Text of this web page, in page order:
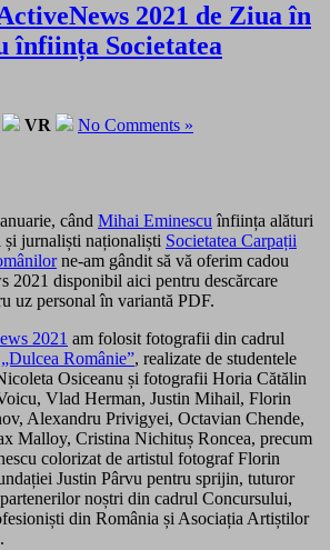
2021 de Ziua în
înființa Societatea
VR No Comments »
când Mihai Eminescu înființa alături
jurnaliști naționaliști Societatea Carpații
ne-am gândit să vă oferim cadou
2021 disponibil aici pentru descărcare
uz personal în variantă PDF.
2021 am folosit fotografii din cadrul
Românie”, realizate de studentele
Osiceanu și fotografii Horia Cătălin
Vlad Herman, Justin Mihail, Florin
Alexandru Privigyei, Octavian Chende,
Malloy, Cristina Nichituș Roncea, precum
colorizat de artistul fotograf Florin
Justin Pârvu pentru sprijin, tuturor
noștri din cadrul Concursului,
din România și Asociația Artiștilor